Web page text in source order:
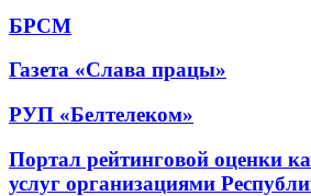
БРСМ
Газета «Слава працы»
РУП «Белтелеком»
Портал рейтинговой оценки
услуг организациями